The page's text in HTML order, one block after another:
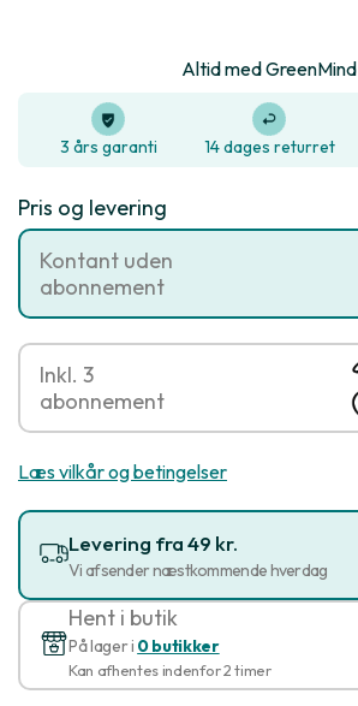
Altid med GreenMind
3 års garanti 14 dages returret
Pris og levering
Kontant uden
abonnement
Inkl. 3
abonnement
Læs vilkår og betingelser
Levering fra 49 kr.
Vi afsender næstkommende hverdag
Hent i butik
På lager i 0 butikker
Kan afhentes indenfor 2 timer